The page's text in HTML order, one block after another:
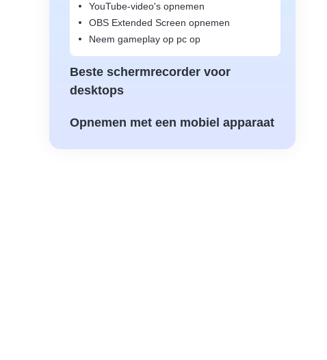
YouTube-video's opnemen
OBS Extended Screen opnemen
Neem gameplay op pc op
Beste schermrecorder voor
desktops
Opnemen met een mobiel apparaat